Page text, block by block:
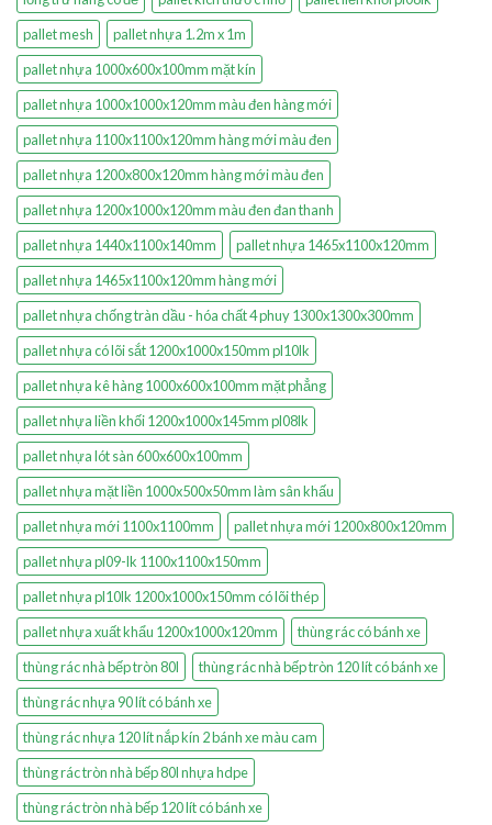
pallet mesh
pallet nhựa 1.2m x 1m
pallet nhựa 1000x600x100mm mặt kín
pallet nhựa 1000x1000x120mm màu đen hàng mới
pallet nhựa 1100x1100x120mm hàng mới màu đen
pallet nhựa 1200x800x120mm hàng mới màu đen
pallet nhựa 1200x1000x120mm màu đen đan thanh
pallet nhựa 1440x1100x140mm
pallet nhựa 1465x1100x120mm
pallet nhựa 1465x1100x120mm hàng mới
pallet nhựa chống tràn dầu - hóa chất 4 phuy 1300x1300x300mm
pallet nhựa có lõi sắt 1200x1000x150mm pl10lk
pallet nhựa kê hàng 1000x600x100mm mặt phẳng
pallet nhựa liền khối 1200x1000x145mm pl08lk
pallet nhựa lót sàn 600x600x100mm
pallet nhựa mặt liền 1000x500x50mm làm sân khấu
pallet nhựa mới 1100x1100mm
pallet nhựa mới 1200x800x120mm
pallet nhựa pl09-lk 1100x1100x150mm
pallet nhựa pl10lk 1200x1000x150mm có lõi thép
pallet nhựa xuất khẩu 1200x1000x120mm
thùng rác có bánh xe
thùng rác nhà bếp tròn 80l
thùng rác nhà bếp tròn 120 lít có bánh xe
thùng rác nhựa 90 lít có bánh xe
thùng rác nhựa 120 lít nắp kín 2 bánh xe màu cam
thùng rác tròn nhà bếp 80l nhựa hdpe
thùng rác tròn nhà bếp 120 lít có bánh xe